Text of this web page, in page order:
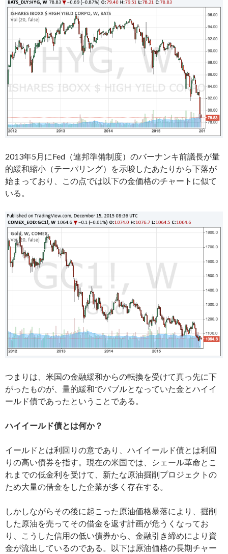
2013年5月にFed（連邦準備制度）のバーナンキ前議長が量
的緩和縮小（テーパリング）を示唆したあたりから下落が
始まっており、この点では以下の金価格のチャートに似て
いる。
つまりは、米国の金融緩和からの転換を受けて真っ先に下
がったものが、量的緩和でバブルとなっていた金とハイイ
ールド債であったということである。
ハイイールド債とは何か？
イールドとは利回りの意であり、ハイイールド債とは利回
りの高い債券を指す。現在の米国では、シェール革命とこ
れまでの低金利を受けて、新たな原油掘削プロジェクトの
ため大量の借金をした企業が多く存在する。
しかしながらその後に起こった原油価格暴落により、掘削
した原油を売ってその借金を返す計画が危うくなってお
り、こうした信用の低い債券から、金融引き締めにより資
金が流出しているのである。以下は原油価格の長期チャー